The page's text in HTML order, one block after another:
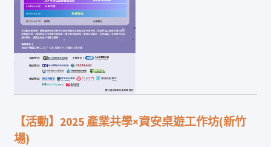
【活動】2025 產業共學×資安桌遊工作坊(新竹
場)